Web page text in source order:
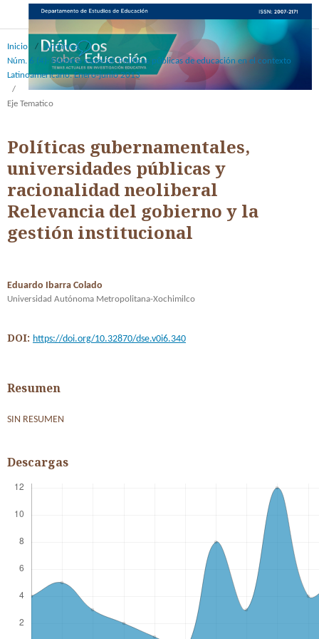
Inicio / Archivos
/
Núm. 6 (4): Número especial: Políticas públicas de educación en el contexto
Latinoamericano. Enero-junio 2013
/
Eje Tematico
Políticas gubernamentales,
universidades públicas y
racionalidad neoliberal
Relevancia del gobierno y la
gestión institucional
Eduardo Ibarra Colado
Universidad Autónoma Metropolitana-Xochimilco
DOI: https://doi.org/10.32870/dse.v0i6.340
Resumen
SIN RESUMEN
Descargas